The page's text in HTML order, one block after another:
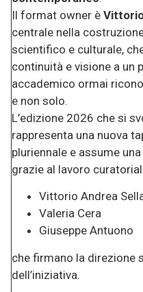
Il format owner è
centrale nella
scientifico e culturale,
continuità e visione a un
accademico ormai
e non solo.
L’edizione 2026 che si
rappresenta una nuova
pluriennale e assume
grazie al lavoro
Vittorio Andrea
Valeria Cera
Giuseppe Antuono
che firmano la direzione
dell’iniziativa.